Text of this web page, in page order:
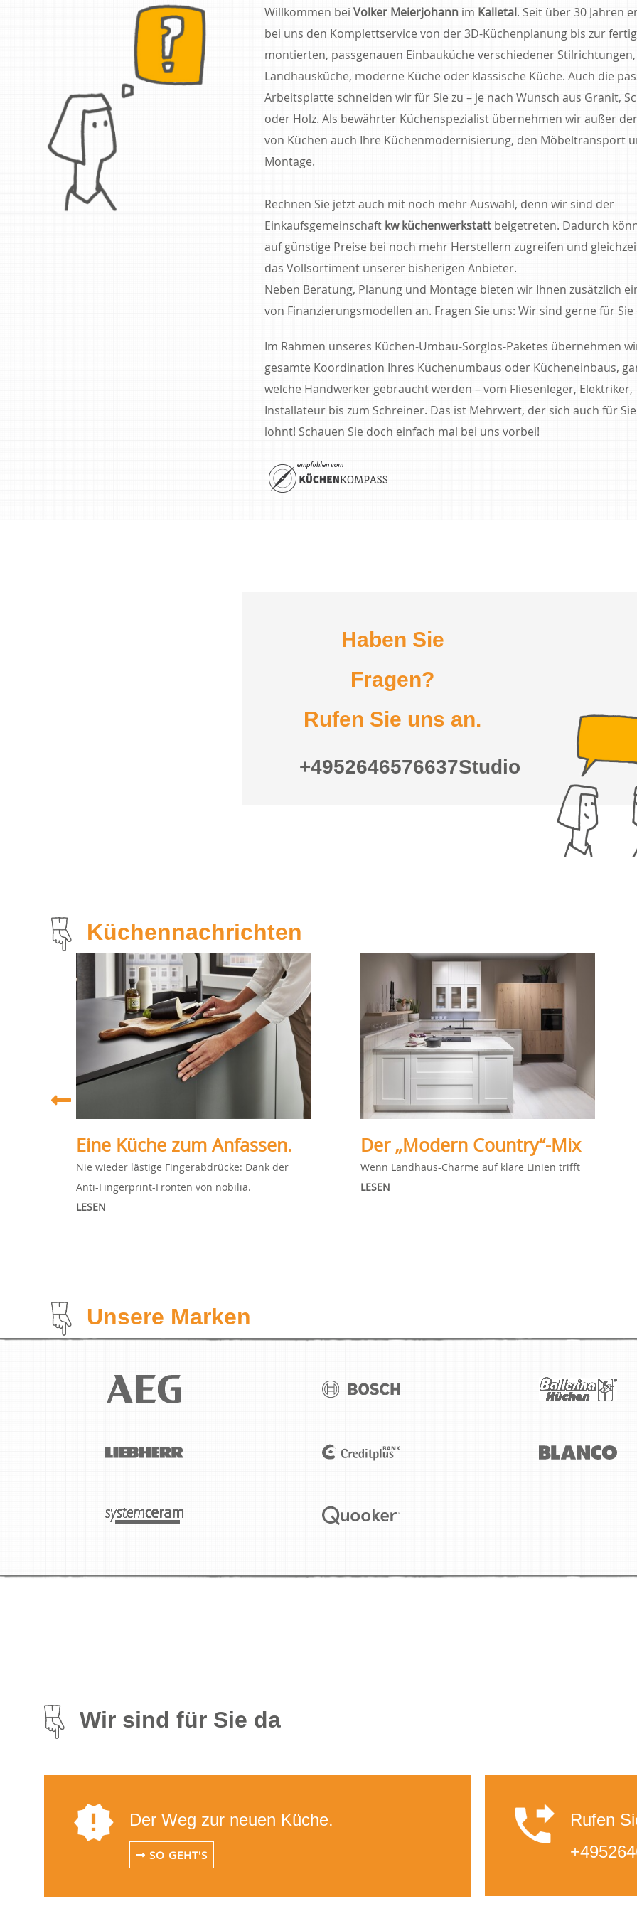
Willkommen bei Volker Meierjohann im Kalletal. Seit über 30 Jahren
bei uns den Komplettservice von der 3D-Küchenplanung bis zur fertig
montierten, passgenauen Einbauküche verschiedener
Landhausküche, moderne Küche oder klassische Küche. Auch die
Arbeitsplatte schneiden wir für Sie zu – je nach Wunsch aus Granit,
oder Holz. Als bewährter Küchenspezialist übernehmen wir außer
von Küchen auch Ihre Küchenmodernisierung, den Möbeltransport
Montage.
Rechnen Sie jetzt auch mit noch mehr Auswahl, denn wir sind der
Einkaufsgemeinschaft kw küchenwerkstatt beigetreten. Dadurch
auf günstige Preise bei noch mehr Herstellern zugreifen und
das Vollsortiment unserer bisherigen Anbieter.
Neben Beratung, Planung und Montage bieten wir Ihnen zusätzlich
von Finanzierungsmodellen an. Fragen Sie uns: Wir sind gerne für Sie
Im Rahmen unseres Küchen-Umbau-Sorglos-Paketes übernehmen
gesamte Koordination Ihres Küchenumbaus oder Kücheneinbaus,
welche Handwerker gebraucht werden – vom Fliesenleger, Elektriker,
Installateur bis zum Schreiner. Das ist Mehrwert, der sich auch für
lohnt! Schauen Sie doch einfach mal bei uns vorbei!
Haben Sie
Fragen?
Rufen Sie uns an.
+4952646576637Studio
Küchennachrichten
Eine Küche zum Anfassen.
Nie wieder lästige Fingerabdrücke: Dank der
Anti-Fingerprint-Fronten von nobilia.
LESEN
Der „Modern Country“-Mix
Wenn Landhaus-Charme auf klare Linien trifft
LESEN
Unsere Marken
Wir sind für Sie da
Der Weg zur neuen Küche.
SO GEHT'S
Rufen